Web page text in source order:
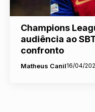
Champions
audiência ao
confronto
Matheus Canil16/04/